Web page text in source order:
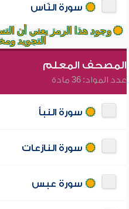
سورة النّاس
وجود هذا الرمز يعني أن
التجويد
المصحف المعلم
عدد المواد: 36 مادة
سورة النبأ
سورة النازعات
سورة عبس